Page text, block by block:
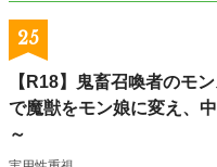
25
【R18】鬼畜召喚者のモ
で魔獣をモン娘に変え、
～